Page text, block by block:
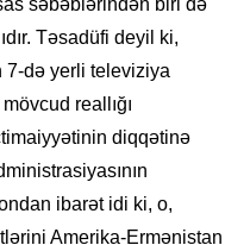
Təsadüfi deyil ki,
7-də yerli televiziya
reallığı
diqqətinə
ibarət idi ki, o,
Amerika-Ermənistan